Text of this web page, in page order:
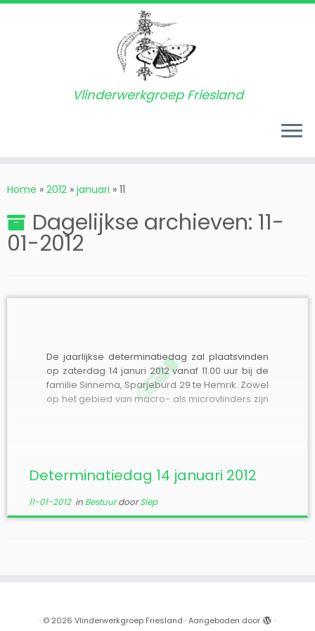
naar
Vlinderwerkgroep Friesland
Home » 2012 » januari » 11
Dagelijkse archieven: 11-
01-2012
De jaarlijkse determinatiedag zal plaatsvinden
op zaterdag 14 januri 2012 vanaf 11.00 uur bij de
familie Sinnema, Sparjeburd 29 te Hemrik. Zowel
op het gebied van macro- als microvlinders zijn
Determinatiedag 14 januari 2012
11-01-2012in BestuurdoorSiep
· © 2026 Vlinderwerkgroep Friesland ·Aangeboden door ·